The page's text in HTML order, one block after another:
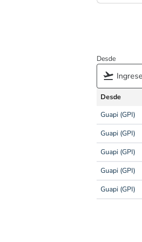
Desde
Desde
Guapi (GPI)
Guapi (GPI)
Guapi (GPI)
Guapi (GPI)
Guapi (GPI)